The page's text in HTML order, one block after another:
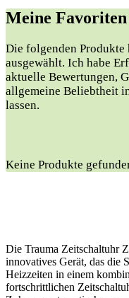
Meine Favoriten
Die folgenden
ausgewählt. Ich habe
aktuelle Bewertungen,
allgemeine Beliebtheit
lassen.
Keine Produkte
Die Trauma Zeitschaltuhr
innovatives Gerät, das die
Heizzeiten in einem
fortschrittlichen